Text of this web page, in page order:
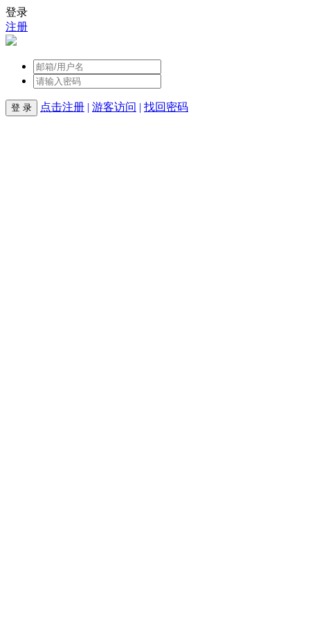
登录
注册
点击注册 | 游客访问 | 找回密码